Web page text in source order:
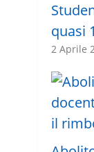
quasi
2 Aprile